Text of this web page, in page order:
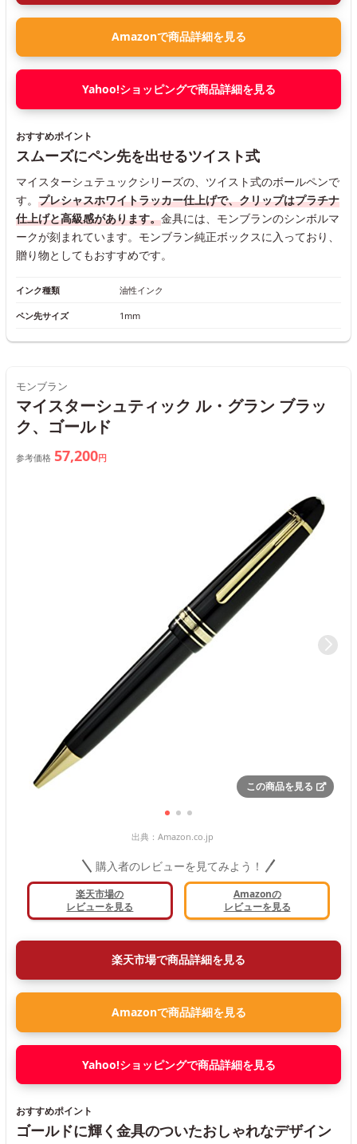
Amazonで商品詳細を見る
Yahoo!ショッピングで商品詳細を見る
おすすめポイント
スムーズにペン先を出せるツイスト式
マイスターシュテュックシリーズの、ツイスト式のボールペンで
す。 プレシャスホワイトラッカー仕上げで、クリップはプラチナ
仕上げと高級感があります。金具には、モンブランのシンボルマ
ークが刻まれています。モンブラン純正ボックスに入っており、
贈り物としてもおすすめです。
インク種類 油性インク
ペン先サイズ 1mm
モンブラン
マイスターシュティック ル・グラン ブラッ
ク、ゴールド
参考価格 57,200円
この商品を見る
出典： Amazon.co.jp
購入者のレビューを見てみよう！
楽天市場の
レビューを見る
Amazonの
レビューを見る
楽天市場で商品詳細を見る
Amazonで商品詳細を見る
Yahoo!ショッピングで商品詳細を見る
おすすめポイント
ゴールドに輝く金具のついたおしゃれなデザイン